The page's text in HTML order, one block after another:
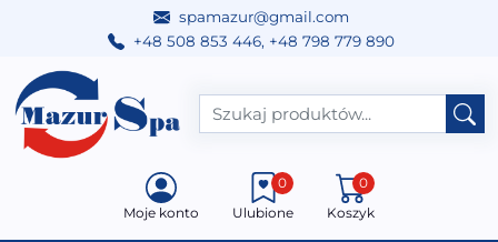
spamazur@gmail.com
+48 508 853 446, +48 798 779 890
Przejdź do treści
Main Navigation
Moje konto Ulubione
0
Koszyk
0